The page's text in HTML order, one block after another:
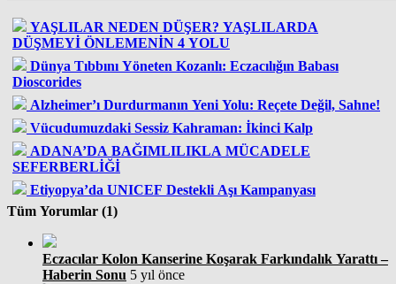
YAŞLILAR NEDEN DÜŞER? YAŞLILARDA
DÜŞMEYİ ÖNLEMENİN 4 YOLU
Dünya Tıbbını Yöneten Kozanlı: Eczacılığın Babası
Dioscorides
Alzheimer’ı Durdurmanın Yeni Yolu: Reçete Değil, Sahne!
Vücudumuzdaki Sessiz Kahraman: İkinci Kalp
ADANA’DA BAĞIMLILIKLA MÜCADELE
SEFERBERLİĞİ
Etiyopya’da UNICEF Destekli Aşı Kampanyası
Tüm Yorumlar (1)
Eczacılar Kolon Kanserine Koşarak Farkındalık Yarattı –
Haberin Sonu 5 yıl önce